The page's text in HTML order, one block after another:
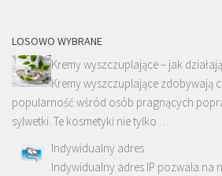
LOSOWO WYBRANE
Kremy wyszczuplające – jak
Kremy wyszczuplające zdobywają
popularność wśród osób pragnących
sylwetki. Te kosmetyki nie tylko …
Indywidualny adres
Indywidualny adres IP pozwala na